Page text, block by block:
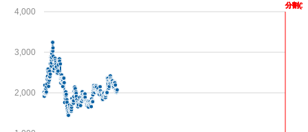
2,000
3,000
4,000
分割